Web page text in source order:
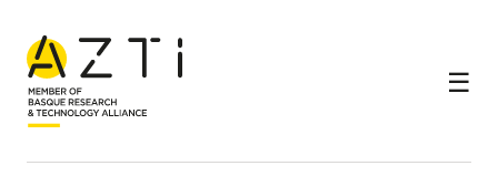
Inicio
Líneas de investigación
Sostenibilidad y ecoeficiencia alimentaria
Seguridad y salud en el trabajo